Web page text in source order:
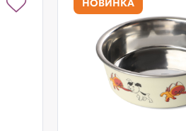
НОВИНКА